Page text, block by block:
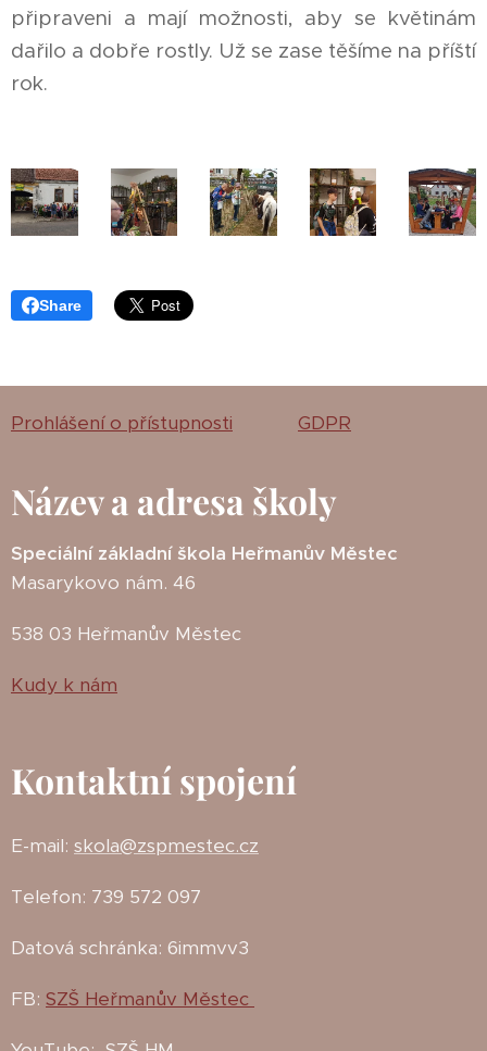
připraveni a mají možnosti, aby se květinám
dařilo a dobře rostly. Už se zase těšíme na příští
rok.
Share
Prohlášení o přístupnosti GDPR
Název a adresa školy
Speciální základní škola Heřmanův Městec
Masarykovo nám. 46
538 03 Heřmanův Městec
Kudy k nám
Kontaktní spojení
E-mail: skola@zspmestec.cz
Telefon: 739 572 097
Datová schránka: 6immvv3
FB: SZŠ Heřmanův Městec